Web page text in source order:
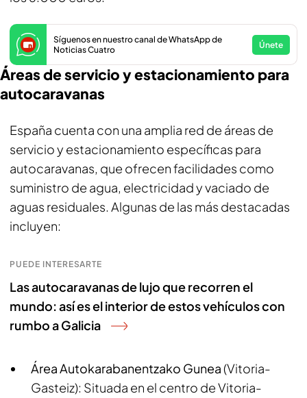
Síguenos en nuestro canal de WhatsApp de
Noticias Cuatro
Únete
Áreas de servicio y estacionamiento para
autocaravanas
España cuenta con una amplia red de áreas de
servicio y estacionamiento específicas para
autocaravanas, que ofrecen facilidades como
suministro de agua, electricidad y vaciado de
aguas residuales. Algunas de las más destacadas
incluyen:
PUEDE INTERESARTE
Las autocaravanas de lujo que recorren el
mundo: así es el interior de estos vehículos con
rumbo a Galicia
Área Autokarabanentzako Gunea(Vitoria-
Gasteiz): Situada en el centro de Vitoria-